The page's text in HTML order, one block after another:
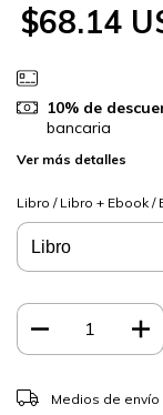
$68.14
10% de
bancaria
Ver más detalles
Libro / Libro + Ebook /
Entregas para el CP:
Medios de envío